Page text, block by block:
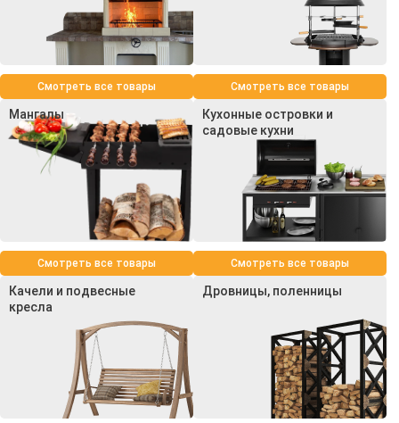
Смотреть все товары Смотреть все товары
Мангалы
Смотреть все товары
Кухонные островки и
садовые кухни
Смотреть все товары
Качели и подвесные
кресла
Дровницы, поленницы